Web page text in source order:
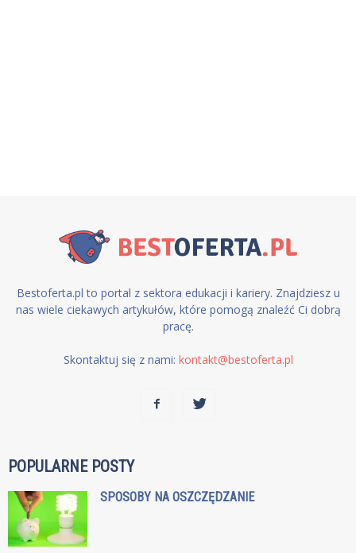
Bestoferta.pl to portal z sektora edukacji i kariery. Znajdziesz u
nas wiele ciekawych artykułów, które pomogą znaleźć Ci dobrą
pracę.
Skontaktuj się z nami: kontakt@bestoferta.pl
POPULARNE POSTY
SPOSOBY NA OSZCZĘDZANIE